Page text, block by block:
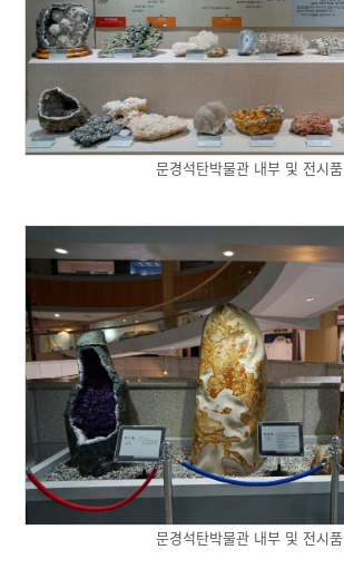
문경석탄박물관 내부 및 전시품
문경석탄박물관 내부 및 전시품